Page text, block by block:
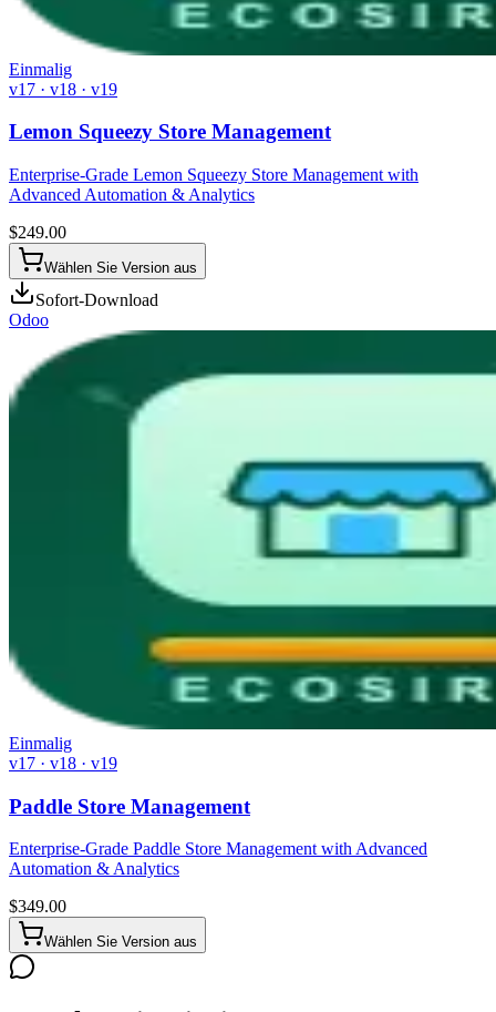
Einmalig
v17 · v18 · v19
Lemon Squeezy Store Management
Enterprise-Grade Lemon Squeezy Store Management with
Advanced Automation & Analytics
$249.00
Wählen Sie Version aus
Sofort-Download
Odoo
Einmalig
v17 · v18 · v19
Paddle Store Management
Enterprise-Grade Paddle Store Management with Advanced
Automation & Analytics
$349.00
Wählen Sie Version aus